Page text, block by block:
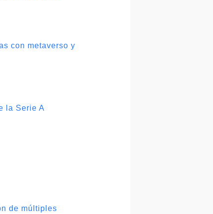
con metaverso y
la Serie A
de múltiples